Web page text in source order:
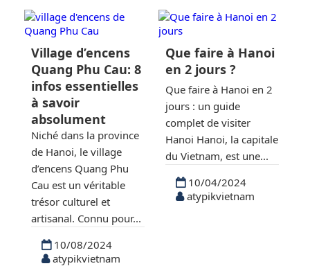
Village d’encens
Quang Phu Cau: 8
infos essentielles
à savoir
absolument
Niché dans la province
de Hanoi, le village
d’encens Quang Phu
Cau est un véritable
trésor culturel et
artisanal. Connu pour...
10/08/2024
atypikvietnam
Que faire à Hanoi
en 2 jours ?
Que faire à Hanoi en 2
jours : un guide
complet de visiter
Hanoi Hanoi, la capitale
du Vietnam, est une...
10/04/2024
atypikvietnam